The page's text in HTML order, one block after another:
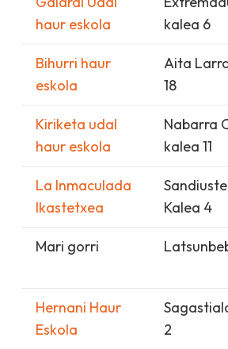
haur eskola
kalea 6
Bihurri haur
eskola
Aita
18
Kiriketa udal
haur eskola
Nabarra
kalea 11
La Inmaculada
Ikastetxea
Kalea 4
Mari gorri
Hernani Haur
Eskola
2